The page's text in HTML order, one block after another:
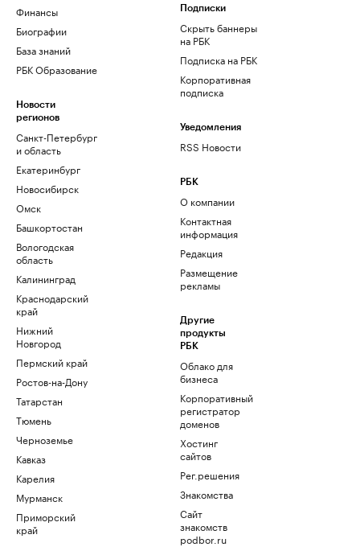
Финансы
Биографии
База знаний
РБК Образование
Новости
регионов
Санкт-Петербург
и область
Екатеринбург
Новосибирск
Омск
Башкортостан
Вологодская
область
Калининград
Краснодарский
край
Нижний
Новгород
Пермский край
Ростов-на-Дону
Татарстан
Тюмень
Черноземье
Кавказ
Карелия
Мурманск
Приморский
край
Подписки
Скрыть баннеры
на РБК
Подписка на РБК
Корпоративная
подписка
Уведомления
RSS Новости
РБК
О компании
Контактная
информация
Редакция
Размещение
рекламы
Другие
продукты
РБК
Облако для
бизнеса
Корпоративный
регистратор
доменов
Хостинг
сайтов
Рег.решения
Знакомства
Сайт
знакомств
podbor.ru